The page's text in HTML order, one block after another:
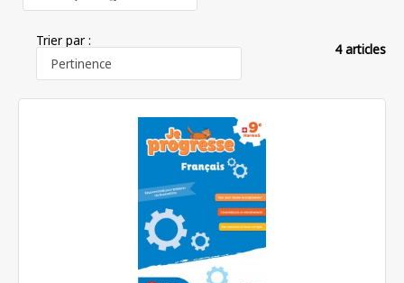
Trier par :
4 articles